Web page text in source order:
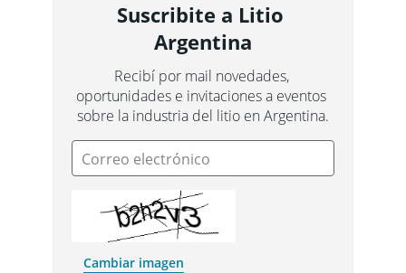
Suscribite a Litio
Argentina
Recibí por mail novedades,
oportunidades e invitaciones a eventos
sobre la industria del litio en Argentina.
Correo electrónico
Cambiar imagen